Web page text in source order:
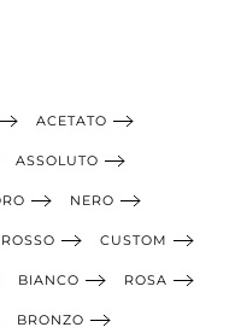
ACETATO
ASSOLUTO
NERO
ROSSO CUSTOM
BIANCO ROSA
BRONZO